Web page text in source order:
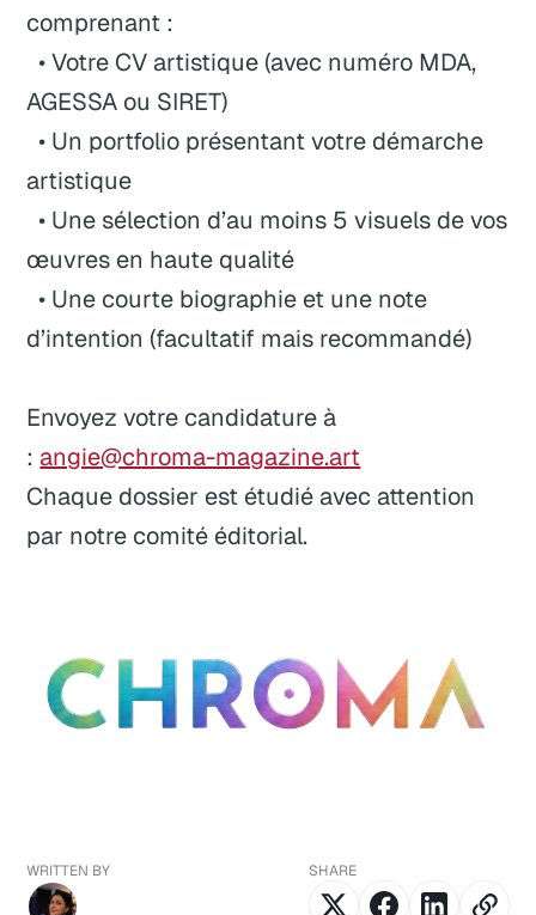
comprenant :
• Votre CV artistique (avec numéro MDA,
AGESSA ou SIRET)
• Un portfolio présentant votre démarche
artistique
• Une sélection d’au moins 5 visuels de vos
œuvres en haute qualité
• Une courte biographie et une note
d’intention (facultatif mais recommandé)
Envoyez votre candidature à
: angie@chroma-magazine.art
Chaque dossier est étudié avec attention
par notre comité éditorial.
WRITTEN BY SHARE